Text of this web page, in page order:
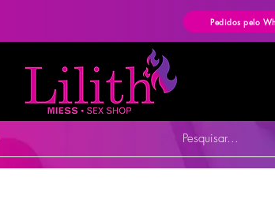
Pedidos pelo
Pesquisar...